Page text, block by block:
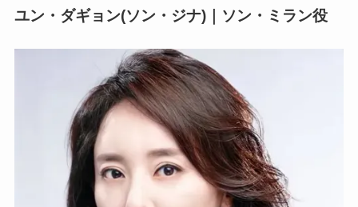
ユン・ダギョン(ソン・ジナ)｜ソン・ミラン役